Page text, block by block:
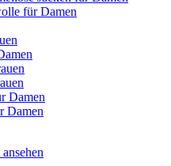
für Damen
Damen
Damen